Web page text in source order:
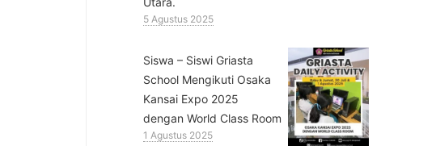
5 Agustus 2025
Siswa – Siswi Griasta
School Mengikuti Osaka
Kansai Expo 2025
dengan World Class Room
1 Agustus 2025